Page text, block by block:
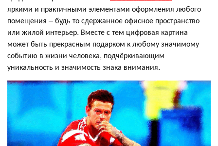
яркими и практичными элементами оформления любого
помещения – будь то сдержанное офисное пространство
или жилой интерьер. Вместе с тем цифровая картина
может быть прекрасным подарком к любому значимому
событию в жизни человека, подчёркивающим
уникальность и значимость знака внимания.